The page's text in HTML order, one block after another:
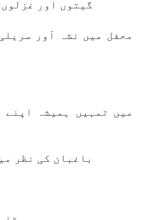
گیتوں اور
محفل میں نشہ آور
میں تمہیں ہمیشہ اپنے
باغبان کی نظر